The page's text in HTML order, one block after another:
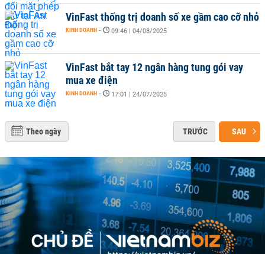
VinFast thống trị doanh số xe gầm cao cỡ nhỏ
KINH DOANH - 09:46 | 04/08/2025
VinFast bắt tay 12 ngân hàng tung gói vay
mua xe điện
KINH DOANH - 17:01 | 24/07/2025
Theo ngày TRƯỚC SAU